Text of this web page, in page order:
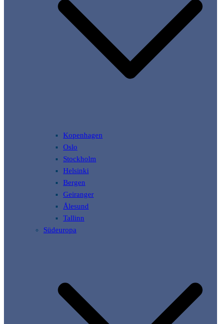
Kopenhagen
Oslo
Stockholm
Helsinki
Bergen
Geiranger
Ålesund
Tallinn
Südeuropa